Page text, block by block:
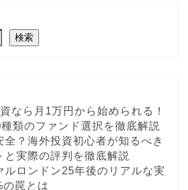
検索
なら月1万円から始められる！
類のファンド選択を徹底解説
？海外投資初心者が知るべき
と実際の評判を徹底解説
ルロンドン25年後のリアルな実
罠とは